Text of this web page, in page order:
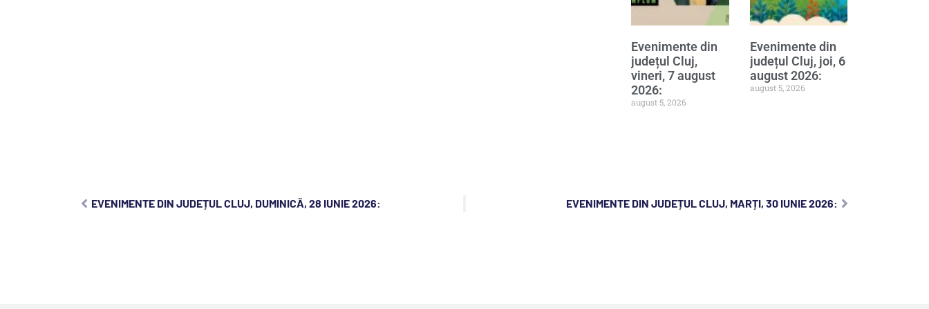
Evenimente din
județul Cluj,
vineri, 7 august
2026:
august 5, 2026
Evenimente din
județul Cluj, joi, 6
august 2026:
august 5, 2026
EVENIMENTE DIN JUDEȚUL CLUJ, DUMINICĂ, 28 IUNIE 2026: EVENIMENTE DIN JUDEȚUL CLUJ, MARȚI, 30 IUNIE 2026: